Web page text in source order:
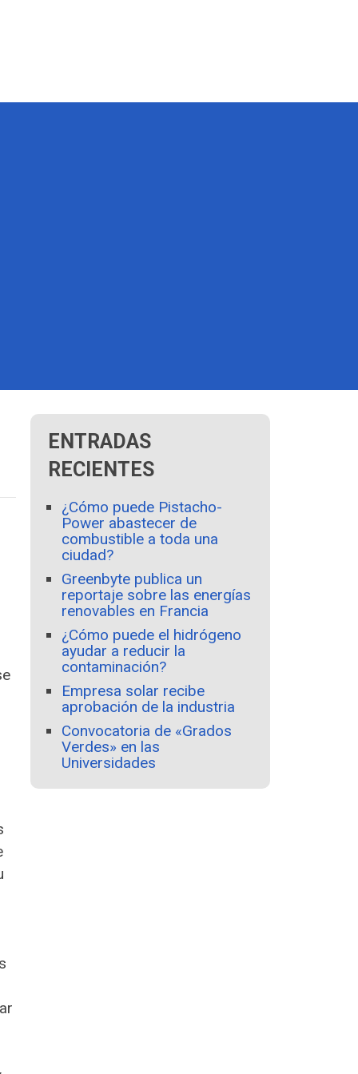
ENTRADAS
RECIENTES
¿Cómo puede Pistacho-
Power abastecer de
combustible a toda una
ciudad?
Greenbyte publica un
reportaje sobre las energías
renovables en Francia
¿Cómo puede el hidrógeno
ayudar a reducir la
contaminación?
Empresa solar recibe
aprobación de la industria
Convocatoria de «Grados
Verdes» en las
Universidades